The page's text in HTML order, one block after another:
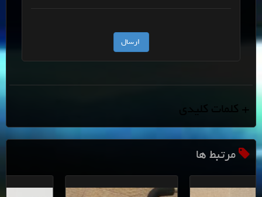
+ کلمات کلیدی
هدرز تیبا,افزایش شتاب تیبا,کاهش مصرف سوخت تیبا,افزایش سرعت تیبا
مرتبط ها